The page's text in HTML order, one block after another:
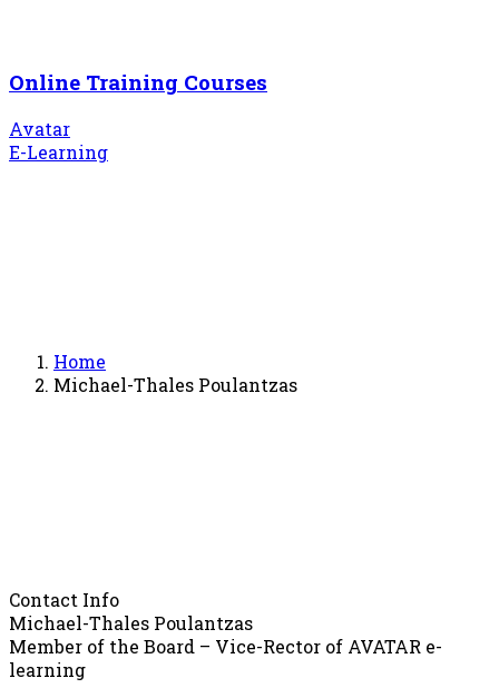
Online Training Courses
Avatar
E-Learning
Home
Michael-Thales Poulantzas
Contact Info
Michael-Thales Poulantzas
Member of the Board – Vice-Rector of AVATAR e-
learning